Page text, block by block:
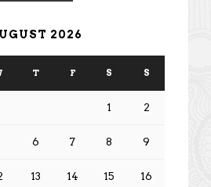
2026
T F S S
1 2
6 7 8 9
13 14 15 16